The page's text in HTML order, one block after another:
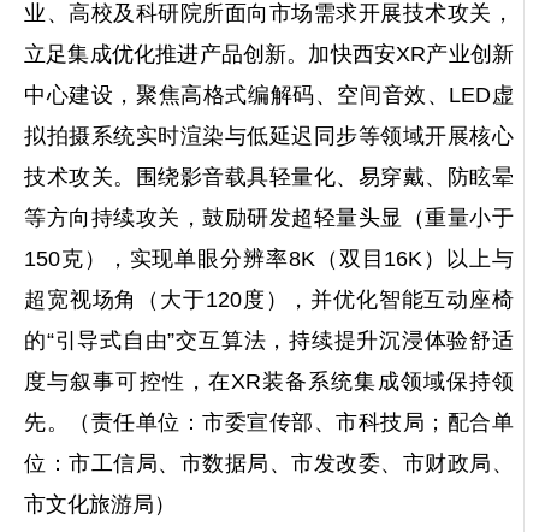
业、高校及科研院所面向市场需求开展技术攻关，
立足集成优化推进产品创新。加快西安XR产业创新
中心建设，聚焦高格式编解码、空间音效、LED虚
拟拍摄系统实时渲染与低延迟同步等领域开展核心
技术攻关。围绕影音载具轻量化、易穿戴、防眩晕
等方向持续攻关，鼓励研发超轻量头显（重量小于
150克），实现单眼分辨率8K（双目16K）以上与
超宽视场角（大于120度），并优化智能互动座椅
的“引导式自由”交互算法，持续提升沉浸体验舒适
度与叙事可控性，在XR装备系统集成领域保持领
先。（责任单位：市委宣传部、市科技局；配合单
位：市工信局、市数据局、市发改委、市财政局、
市文化旅游局）